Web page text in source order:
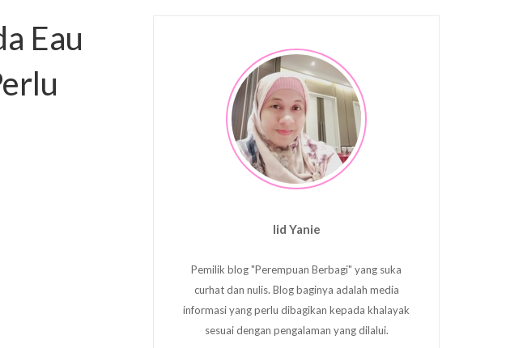
Eau
Iid Yanie
Pemilik blog "Perempuan Berbagi" yang suka
curhat dan nulis. Blog baginya adalah media
informasi yang perlu dibagikan kepada khalayak
sesuai dengan pengalaman yang dilalui.